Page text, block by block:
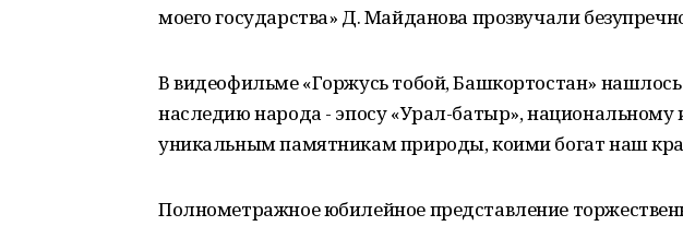
моего государства» Д. Майданова прозвучали
В видеофильме «Горжусь тобой, Башкортостан»
наследию народа - эпосу «Урал-батыр», национальному
уникальным памятникам природы, коими богат наш
Полнометражное юбилейное представление